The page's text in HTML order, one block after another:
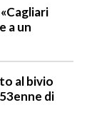
a un
al bivio
di